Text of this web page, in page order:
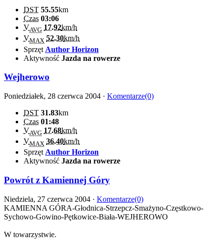
DST 55.55km
Czas 03:06
VAVG 17.92km/h
VMAX 52.30km/h
Sprzęt Author Horizon
Aktywność Jazda na rowerze
Wejherowo
Poniedziałek, 28 czerwca 2004 · Komentarze(0)
DST 31.83km
Czas 01:48
VAVG 17.68km/h
VMAX 36.40km/h
SprzętAuthor Horizon
Aktywność Jazda na rowerze
Powrót z Kamiennej Góry
Niedziela, 27 czerwca 2004 · Komentarze(0)
KAMIENNA GÓRA-Głodnica-Strzepcz-Smażyno-Częstkowo-
Sychowo-Gowino-Pętkowice-Biała-WEJHEROWO
W towarzystwie.